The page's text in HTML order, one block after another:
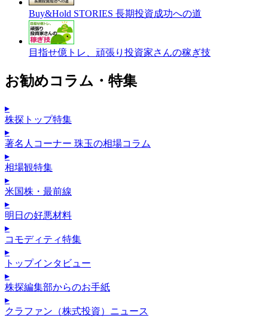
Buy&Hold STORIES 長期投資成功への道
目指せ億トレ、頑張り投資家さんの稼ぎ技
お勧めコラム・特集
▸
株探トップ特集
▸
著名人コーナー 珠玉の相場コラム
▸
相場観特集
▸
米国株・最前線
▸
明日の好悪材料
▸
コモディティ特集
▸
トップインタビュー
▸
株探編集部からのお手紙
▸
クラファン（株式投資）ニュース